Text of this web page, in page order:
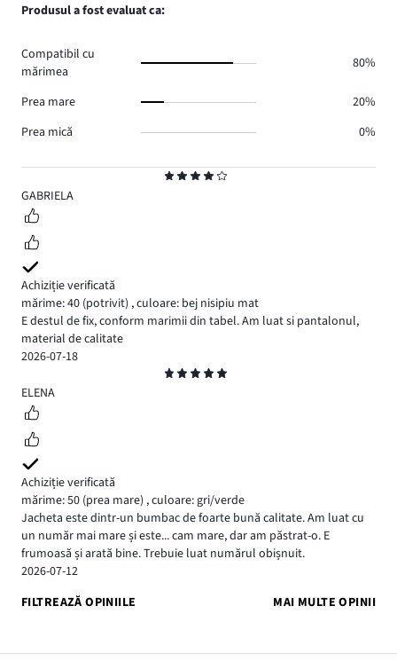
4
GABRIELA
Achiziție verificată
mărime: 40 (potrivit) ,culoare: bej nisipiu mat
E destul de fix, conform marimii din tabel. Am luat si pantalonul,
material de calitate
2026-07-18
5
ELENA
Achiziție verificată
mărime: 50 (prea mare) ,culoare: gri/verde
Jacheta este dintr-un bumbac de foarte bună calitate. Am luat cu
un număr mai mare și este... cam mare, dar am păstrat-o. E
frumoasă și arată bine. Trebuie luat numărul obișnuit.
2026-07-12
FILTREAZĂ OPINIILE
MAI MULTE OPINII
Produsul a fost evaluat ca:
Compatibil cu
mărimea
80%
Prea mare
20%
Prea mică
0%